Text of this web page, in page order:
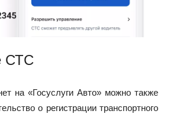
СТС
на «Госуслуги Авто» можно также
о регистрации транспортного